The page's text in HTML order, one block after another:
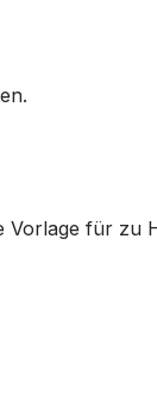
Vorlage für zu